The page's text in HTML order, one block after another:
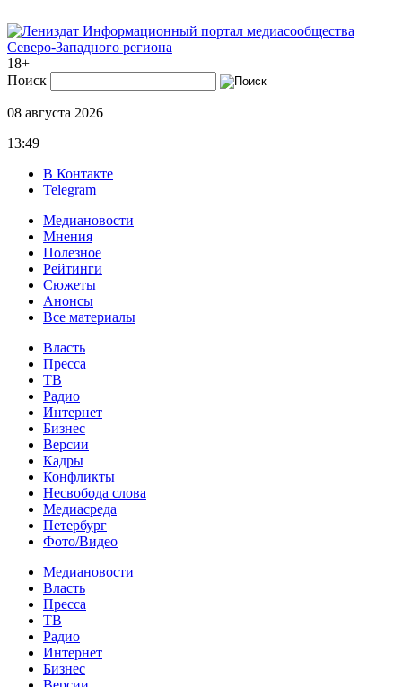
Информационный портал медиасообщества
Северо-Западного региона
18+
Поиск
08 августа 2026
13:49
В Контакте
Telegram
Медиановости
Мнения
Полезное
Рейтинги
Сюжеты
Анонсы
Все материалы
Власть
Пресса
ТВ
Радио
Интернет
Бизнес
Версии
Кадры
Конфликты
Несвобода слова
Медиасреда
Петербург
Фото/Видео
Медиановости
Власть
Пресса
ТВ
Радио
Интернет
Бизнес